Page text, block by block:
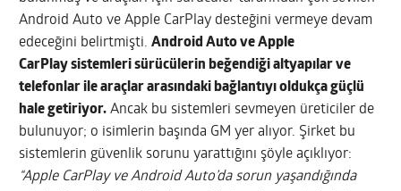
Android Auto ve Apple CarPlay desteğini vermeye devam
edeceğini belirtmişti.Android Auto ve Apple
CarPlay sistemleri sürücülerin beğendiği altyapılar ve
telefonlar ile araçlar arasındaki bağlantıyı oldukça güçlü
hale getiriyor. Ancak bu sistemleri sevmeyen üreticiler de
bulunuyor; o isimlerin başında GM yer alıyor. Şirket bu
sistemlerin güvenlik sorunu yarattığını şöyle açıklıyor:
“Apple CarPlay ve Android Auto’da sorun yaşandığında